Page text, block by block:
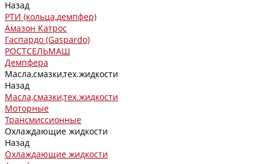
Назад
РТИ (кольца,демпфер)
Амазон Катрос
Гаспардо (Gaspardo)
РОСТСЕЛЬМАШ
Демпфера
Масла,смазки,тех.жидкости
Назад
Масла,смазки,тех.жидкости
Моторные
Трансмиссионные
Охлаждающие жидкости
Назад
Охлаждающие жидкости